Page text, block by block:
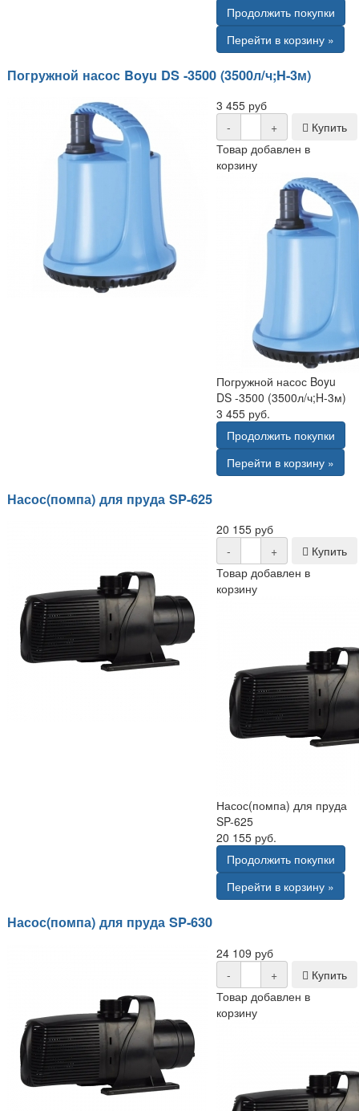
Продолжить покупки
Перейти в корзину »
Погружной насос Boyu DS -3500 (3500л/ч;H-3м)
3 455 руб
-
+
Купить
Товар добавлен в
корзину
Погружной насос Boyu
DS -3500 (3500л/ч;H-3м)
3 455 руб.
Продолжить покупки
Перейти в корзину »
Насос(помпа) для пруда SP-625
20 155 руб
-
+
Купить
Товар добавлен в
корзину
Насос(помпа) для пруда
SP-625
20 155 руб.
Продолжить покупки
Перейти в корзину »
Насос(помпа) для пруда SP-630
24 109 руб
-
+
Купить
Товар добавлен в
корзину